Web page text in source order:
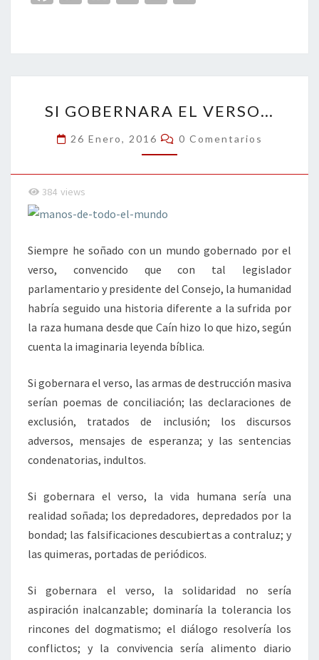
o
o
k
er dI
n
l
p
ar
tir
GOBERNARA
EL
VERSO…
SI GOBERNARA EL VERSO…
26 Enero, 2016 Comentarios
0 Comentarios
384 views
Siempre he soñado con un mundo gobernado por el
verso, convencido que con tal legislador
parlamentario y presidente del Consejo, la humanidad
habría seguido una historia diferente a la sufrida por
la raza humana desde que Caín hizo lo que hizo, según
cuenta la imaginaria leyenda bíblica.
Si gobernara el verso, las armas de destrucción masiva
serían poemas de conciliación; las declaraciones de
exclusión, tratados de inclusión; los discursos
adversos, mensajes de esperanza; y las sentencias
condenatorias, indultos.
Si gobernara el verso, la vida humana sería una
realidad soñada; los depredadores, depredados por la
bondad; las falsificaciones descubiertas a contraluz; y
las quimeras, portadas de periódicos.
Si gobernara el verso, la solidaridad no sería
aspiración inalcanzable; dominaría la tolerancia los
rincones del dogmatismo; el diálogo resolvería los
conflictos; y la convivencia sería alimento diario